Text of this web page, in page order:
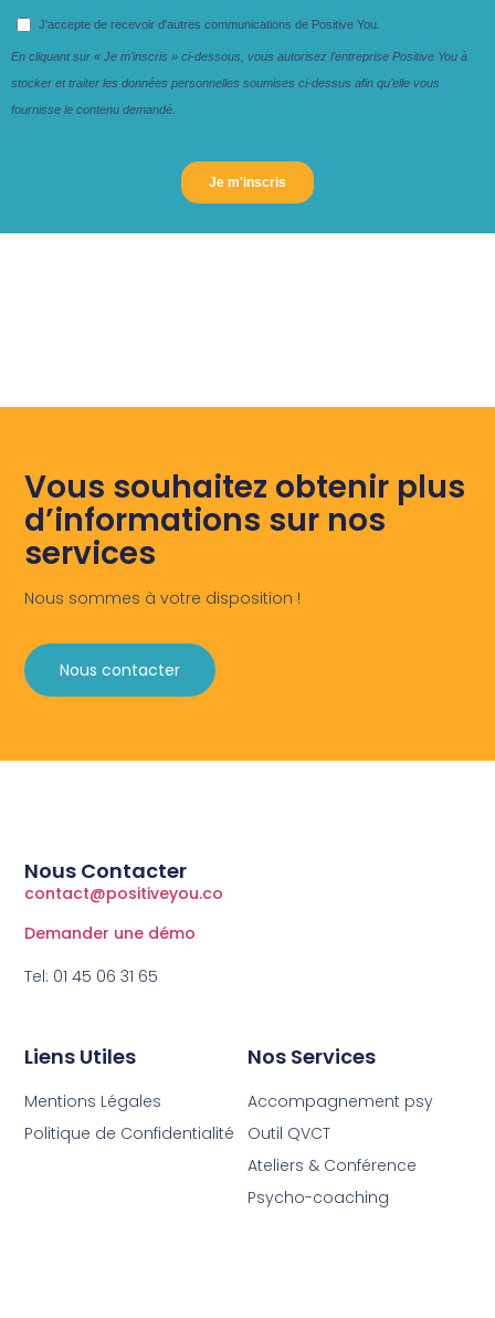
Vous souhaitez obtenir plus
d’informations sur nos
services
Nous sommes à votre disposition !
Nous contacter
Nos Services
Accompagnement psy
Outil QVCT
Ateliers & Conférence
Psycho-coaching
Liens Utiles
Mentions Légales
Politique de Confidentialité
Nous Contacter
contact@positiveyou.co
Demander une démo
Tel: 01 45 06 31 65